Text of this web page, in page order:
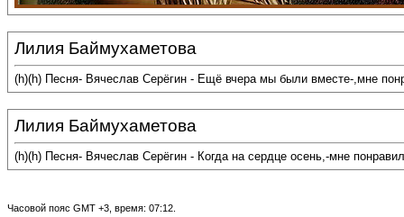
Лилия Баймухаметова
(h)(h) Песня- Вячеслав Серёгин - Ещё вчера мы были вместе-,мне
Лилия Баймухаметова
(h)(h) Песня- Вячеслав Серёгин - Когда на сердце осень,-мне
Часовой пояс GMT +3, время: 07:12